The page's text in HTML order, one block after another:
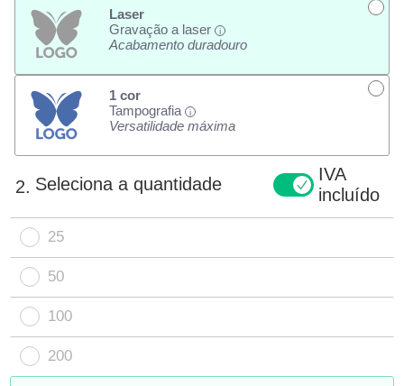
Laser
Gravação a laser
i
Acabamento duradouro
1 cor
Tampografia
i
Versatilidade máxima
2. Seleciona a quantidade
IVA
incluído
25
50
100
200